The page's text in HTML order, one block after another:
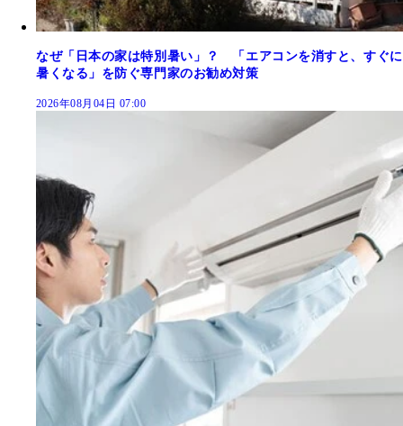
なぜ「日本の家は特別暑い」？ 「エアコンを消すと、すぐに
暑くなる」を防ぐ専門家のお勧め対策
2026年08月04日 07:00